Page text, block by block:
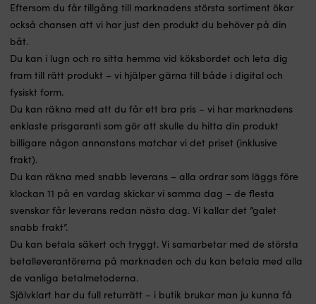
Eftersom du får tillgång till marknadens största sortiment ökar
också chansen att vi har just den produkt du behöver på din
båt.
Du kan i lugn och ro sitta hemma vid köksbordet och leta dig
fram till rätt produkt – vi hjälper gärna till både i digital och
fysiskt form.
Du kan räkna med att du får ett bra pris – vi har marknadens
enklaste prisgaranti som gör att skulle du hitta din produkt
billigare någon annanstans matchar vi det priset (inklusive
frakt).
Du kan räkna med snabb leverans – alla ordrar som läggs före
klockan 11 på en vardag skickar vi samma dag – de flesta
svenskar får leverans redan nästa dag. Vi kallar det ”galet
snabb frakt”.
Du kan betala säkert och tryggt. Vi samarbetar med de största
betalleverantörerna på marknaden och du kan betala med alla
de vanliga betalmetoderna.
Självklart har du full returrätt – i butik brukar man ju kunna få